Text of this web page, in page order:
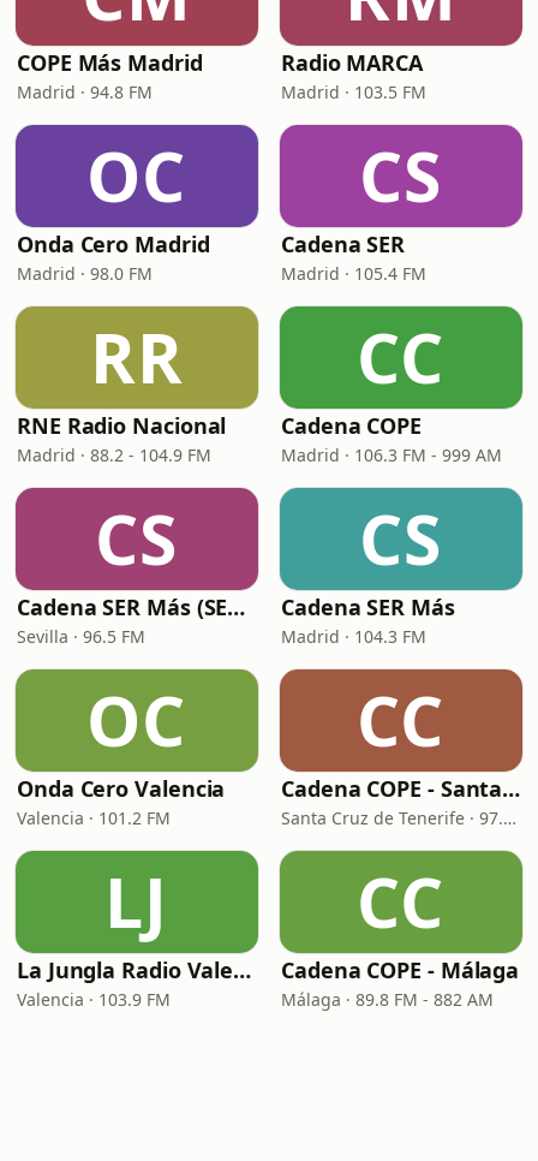
COPE Más Madrid
Madrid · 94.8 FM
Radio MARCA
Madrid · 103.5 FM
OC
Onda Cero Madrid
Madrid · 98.0 FM
CS
Cadena SER
Madrid · 105.4 FM
RR
RNE Radio Nacional
Madrid · 88.2 - 104.9 FM
CC
Cadena COPE
Madrid · 106.3 FM - 999 AM
CS
Cadena SER Más (SER+ Sevilla)
Sevilla · 96.5 FM
CS
Cadena SER Más
Madrid · 104.3 FM
OC
Onda Cero Valencia
Valencia · 101.2 FM
CC
Cadena COPE - Santa Cruz de Tenerife
Santa Cruz de Tenerife · 97.1 FM - 882 AM
LJ
La Jungla Radio Valencia
Valencia · 103.9 FM
CC
Cadena COPE - Málaga
Málaga · 89.8 FM - 882 AM